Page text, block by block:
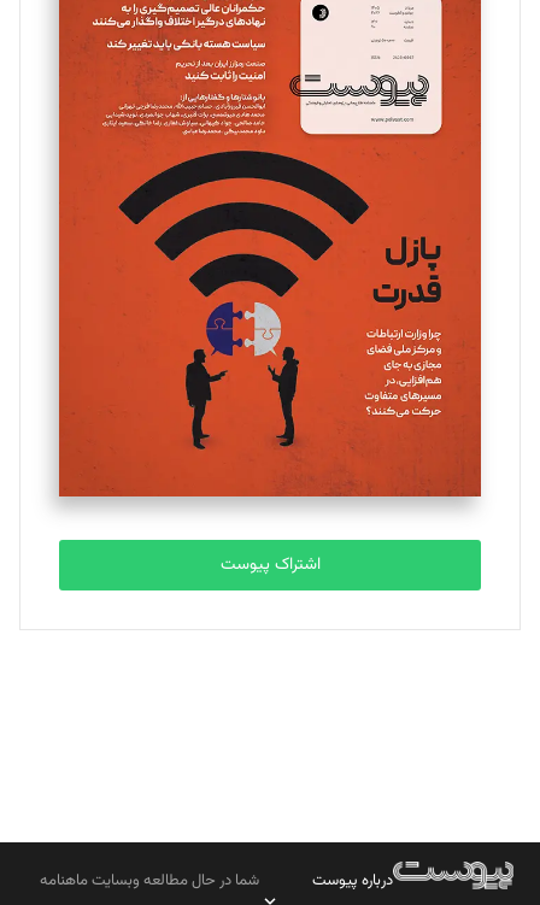
سروش کرمیان
تحریریه
مینا پاکدل
یسنا امان‌پور
تحریریه
ملینا جعفری
تحریریه
مصطفی مسجدی آرانی
تحریریه
بابک نقاش
تحریریه
اشتراک پیوست
درباره پیوست
شما در حال مطالعه وبسایت ماهنامه